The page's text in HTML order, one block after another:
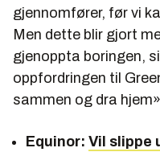
gjennomfører, før vi
Men dette blir gjort
gjenoppta boringen,
oppfordringen til
sammen og dra
Equinor: Vil slippe